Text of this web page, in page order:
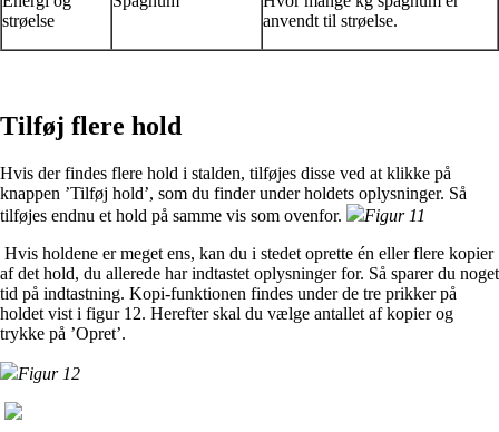
strøelse
anvendt til strøelse.
Tilføj flere hold
Hvis der findes flere hold i stalden, tilføjes disse ved at klikke på
knappen ’Tilføj hold’, som du finder under holdets oplysninger. Så
tilføjes endnu et hold på samme vis som ovenfor.
Figur 11
Hvis holdene er meget ens, kan du i stedet oprette én eller flere kopier
af det hold, du allerede har indtastet oplysninger for. Så sparer du noget
tid på indtastning. Kopi-funktionen findes under de tre prikker på
holdet vist i figur 12. Herefter skal du vælge antallet af kopier og
trykke på ’Opret’.
Figur 12